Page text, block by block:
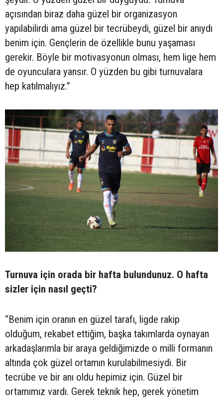
açısından biraz daha güzel bir organizasyon
yapılabilirdi ama güzel bir tecrübeydi, güzel bir anıydı
benim için. Gençlerin de özellikle bunu yaşaması
gerekir. Böyle bir motivasyonun olması, hem lige hem
de oyunculara yansır. O yüzden bu gibi turnuvalara
hep katılmalıyız.”
Turnuva için orada bir hafta bulundunuz. O hafta
sizler için nasıl geçti?
“Benim için oranın en güzel tarafı, ligde rakip
olduğum, rekabet ettiğim, başka takımlarda oynayan
arkadaşlarımla bir araya geldiğimizde o milli formanın
altında çok güzel ortamın kurulabilmesiydi. Bir
tecrübe ve bir anı oldu hepimiz için. Güzel bir
ortamımız vardı. Gerek teknik hep, gerek yönetim